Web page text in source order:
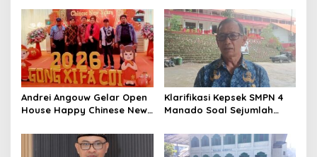
Sulut–Gorontalo di
Langowan
Jalan Jelang Idul Fitri 2026
Andrei Angouw Gelar Open
House Happy Chinese New
Klarifikasi Kepsek SMPN 4
Manado Soal Sejumlah
Polresta Manado